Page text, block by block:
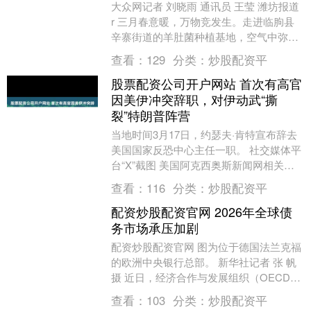
大众网记者 刘晓雨 通讯员 王莹 潍坊报道
r 三月春意暖，万物竞发生。走进临朐县
辛寨街道的羊肚菌种植基地，空气中弥漫
着菌菇特有的清香。大棚内，一朵朵形态
可爱的....
查看： 129 分类： 炒股配资平
股票配资公司开户网站 首次有高官
因美伊冲突辞职，对伊动武“撕
裂”特朗普阵营
当地时间3月17日，约瑟夫·肯特宣布辞去
美国国家反恐中心主任一职。 社交媒体平
台“X”截图 美国阿克西奥斯新闻网相关报
道截图 中国青年报客户端讯（中青报·中青
网....
查看： 116 分类： 炒股配资平
配资炒股配资官网 2026年全球债
务市场承压加剧
配资炒股配资官网 图为位于德国法兰克福
的欧洲中央银行总部。 新华社记者 张 帆
摄 近日，经济合作与发展组织（OECD）
发布《2026年全球债务报告》显示，尽管
面....
查看： 103 分类： 炒股配资平